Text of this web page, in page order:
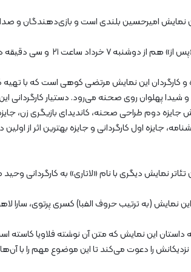
نمایش امیرحسین ‌بلندی است و بازی‌دهندگان
۷ خرداد ساعت ۲۱ و سی دقیقه در این تئاتر روی صحنه می‌رود.
و کارگردان این نمایش مرتضی کوهی است که با
پهلوان روی صحنه می‌رود. دستیار کارگردانی این
جایزه دوم طراحی صحنه، کاندیدای بازیگری زن،
جایزه اول کارگردانی و جایزه بهترین اثر از
نمایش دیگری با نام «لاتاری» به کارگردانی وحید
این نمایش (به ترتیب حروف الفبا) کسری پرتوی،
داستان این نمایش که متن آن نوشته فلاویا کاسته
را دعوت می‌کند تا این موضوع مهم را با